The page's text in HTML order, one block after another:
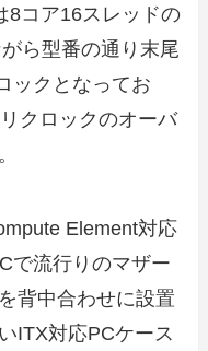
8コア16スレッドの
ら型番の通り末尾
ックとなってお
クロックのオーバ
Element対応
で流行りのマザー
背中合わせに設置
ITX対応PCケース